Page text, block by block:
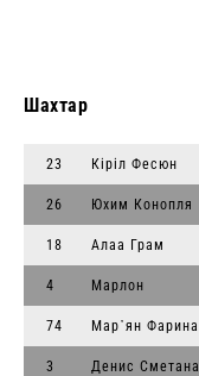
Шахтар
23 Кіріл Фесюн
26 Юхим Конопля
18 Алаа Грам
4 Марлон
74 Мар᾽ян Фарина
3 Денис Сметана